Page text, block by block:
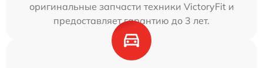
оригинальные запчасти техники VictoryFit и
предоставляет гарантию до 3 лет.